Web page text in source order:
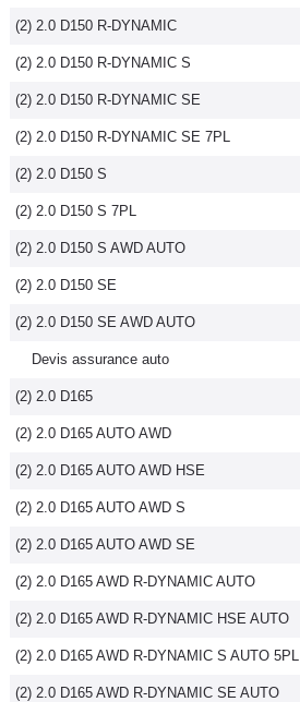
(2) 2.0 D150 R-DYNAMIC
(2) 2.0 D150 R-DYNAMIC S
(2) 2.0 D150 R-DYNAMIC SE
(2) 2.0 D150 R-DYNAMIC SE 7PL
(2) 2.0 D150 S
(2) 2.0 D150 S 7PL
(2) 2.0 D150 S AWD AUTO
(2) 2.0 D150 SE
(2) 2.0 D150 SE AWD AUTO
Devis assurance auto
(2) 2.0 D165
(2) 2.0 D165 AUTO AWD
(2) 2.0 D165 AUTO AWD HSE
(2) 2.0 D165 AUTO AWD S
(2) 2.0 D165 AUTO AWD SE
(2) 2.0 D165 AWD R-DYNAMIC AUTO
(2) 2.0 D165 AWD R-DYNAMIC HSE AUTO
(2) 2.0 D165 AWD R-DYNAMIC S AUTO 5PL
(2) 2.0 D165 AWD R-DYNAMIC SE AUTO